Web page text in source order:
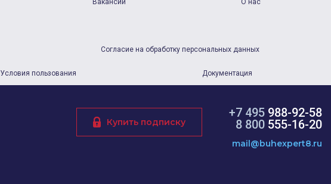
Вакансии О нас
Согласие на обработку персональных данных
Условия пользования Документация
+7 495 988-92-58
8 800 555-16-20
mail@buhexpert8.ru
Купить подписку